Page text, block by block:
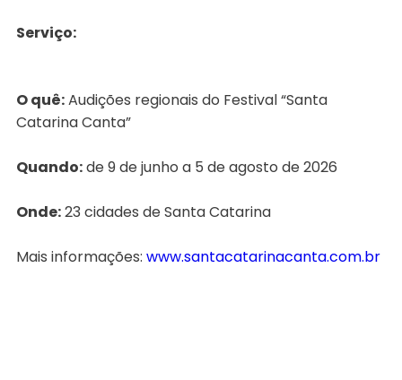
Serviço:
O quê:Audições regionais do Festival “Santa
Catarina Canta”
Quando:de 9 de junho a 5 de agosto de 2026
Onde:23 cidades de Santa Catarina
Mais informações: www.santacatarinacanta.com.br